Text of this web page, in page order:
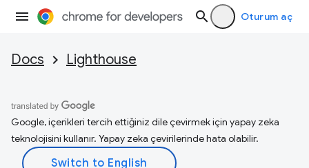
Oturum aç
Docs Lighthouse
Google, içerikleri tercih ettiğiniz dile çevirmek için yapay zeka
teknolojisini kullanır. Yapay zeka çevirilerinde hata olabilir.